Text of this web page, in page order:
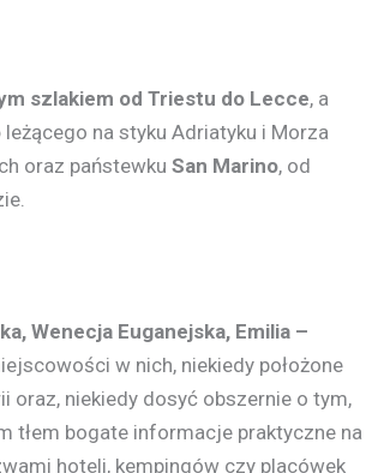
szlakiem od Triestu do Lecce, a
leżącego na styku Adriatyku i Morza
oraz państewku San Marino, od
Wenecja Euganejska, Emilia –
w nich, niekiedy położone
oraz, niekiedy dosyć obszernie o tym,
tłem bogate informacje praktyczne na
hoteli, kempingów czy placówek